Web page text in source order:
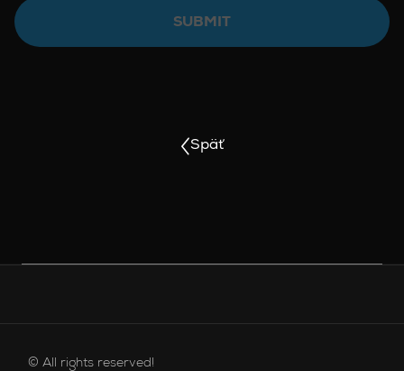
Späť
SUBMIT
© All rights reserved!